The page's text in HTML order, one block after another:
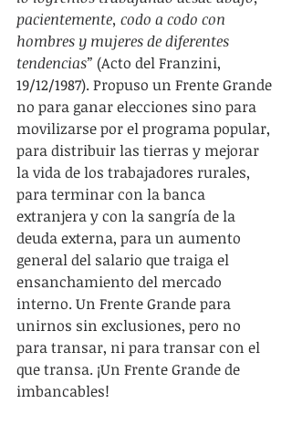
pacientemente, codo a codo con
hombres y mujeres de diferentes
tendencias” (Acto del Franzini,
19/12/1987). Propuso un Frente Grande
no para ganar elecciones sino para
movilizarse por el programa popular,
para distribuir las tierras y mejorar
la vida de los trabajadores rurales,
para terminar con la banca
extranjera y con la sangría de la
deuda externa, para un aumento
general del salario que traiga el
ensanchamiento del mercado
interno. Un Frente Grande para
unirnos sin exclusiones, pero no
para transar, ni para transar con el
que transa. ¡Un Frente Grande de
imbancables!